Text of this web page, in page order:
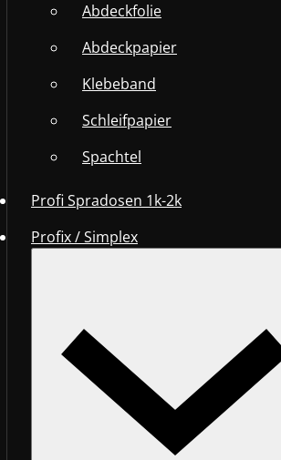
Abdeckfolie
Abdeckpapier
Klebeband
Schleifpapier
Spachtel
Profi Spradosen 1k-2k
Profix / Simplex